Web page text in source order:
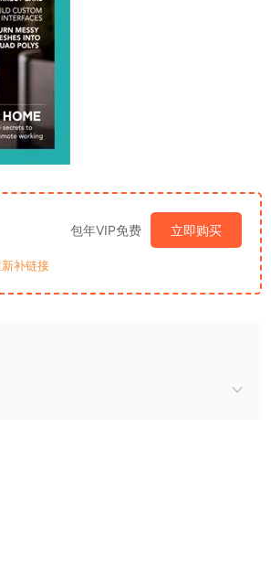
包年VIP免费 立即购买
补链接